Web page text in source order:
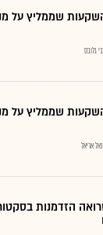
שממליץ על
גלובס
שממליץ על
אריאל
הזדמנות